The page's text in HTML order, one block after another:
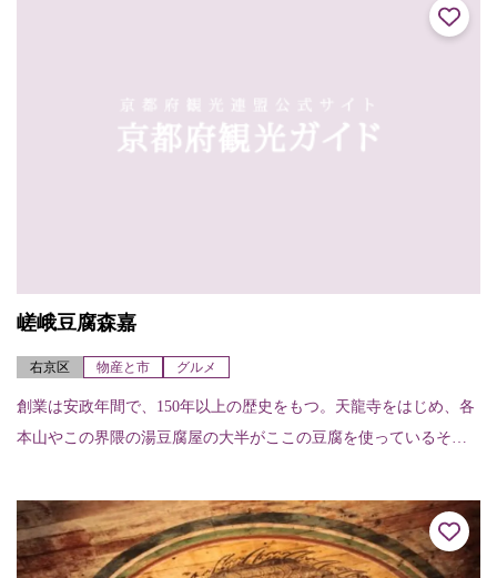
嵯峨豆腐森嘉
右京区 物産と市 グルメ
創業は安政年間で、150年以上の歴史をもつ。天龍寺をはじめ、各
本山やこの界隈の湯豆腐屋の大半がここの豆腐を使っているそう
戦後まで木綿しか...